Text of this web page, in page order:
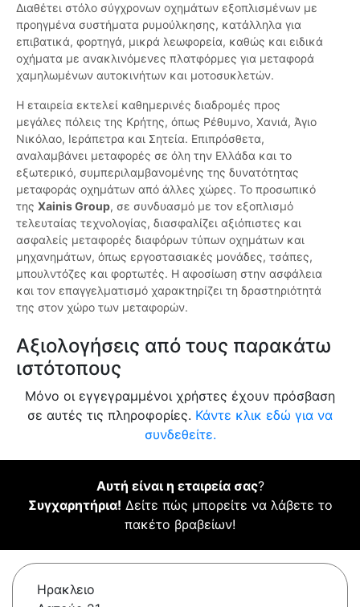
Διαθέτει στόλο σύγχρονων οχημάτων εξοπλισμένων με
προηγμένα συστήματα ρυμούλκησης, κατάλληλα για
επιβατικά, φορτηγά, μικρά λεωφορεία, καθώς και ειδικά
οχήματα με ανακλινόμενες πλατφόρμες για μεταφορά
χαμηλωμένων αυτοκινήτων και μοτοσυκλετών.
Η εταιρεία εκτελεί καθημερινές διαδρομές προς
μεγάλες πόλεις της Κρήτης, όπως Ρέθυμνο, Χανιά, Άγιο
Νικόλαο, Ιεράπετρα και Σητεία. Επιπρόσθετα,
αναλαμβάνει μεταφορές σε όλη την Ελλάδα και το
εξωτερικό, συμπεριλαμβανομένης της δυνατότητας
μεταφοράς οχημάτων από άλλες χώρες. Το προσωπικό
της Xainis Group, σε συνδυασμό με τον εξοπλισμό
τελευταίας τεχνολογίας, διασφαλίζει αξιόπιστες και
ασφαλείς μεταφορές διαφόρων τύπων οχημάτων και
μηχανημάτων, όπως εργοστασιακές μονάδες, τσάπες,
μπουλντόζες και φορτωτές. Η αφοσίωση στην ασφάλεια
και τον επαγγελματισμό χαρακτηρίζει τη δραστηριότητά
της στον χώρο των μεταφορών.
Αξιολογήσεις από τους παρακάτω
ιστότοπους
Μόνο οι εγγεγραμμένοι χρήστες έχουν πρόσβαση
σε αυτές τις πληροφορίες. Κάντε κλικ εδώ για να
συνδεθείτε.
Αυτή είναι η εταιρεία σας?
Συγχαρητήρια! Δείτε πώς μπορείτε να λάβετε το
πακέτο βραβείων!
Ηρακλειο